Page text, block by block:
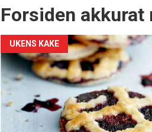
Forsiden akkurat
UKENS KAKE